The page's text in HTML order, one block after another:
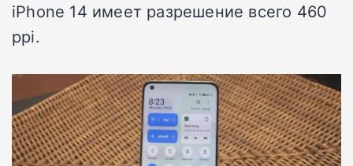
iPhone 14 имеет разрешение всего 460
ppi.